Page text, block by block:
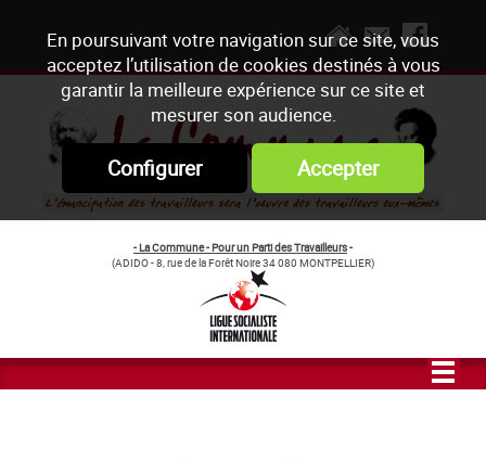
En poursuivant votre navigation sur ce site, vous
acceptez l’utilisation de cookies destinés à vous
garantir la meilleure expérience sur ce site et
mesurer son audience.
Configurer Accepter
- La Commune - Pour un Parti des Travailleurs-
(ADIDO - 8, rue de la Forêt Noire 34 080 MONTPELLIER)